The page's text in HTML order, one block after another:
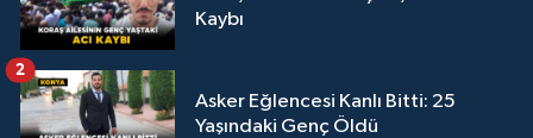
Kaybı
Asker Eğlencesi Kanlı Bitti: 25
Yaşındaki Genç Öldü
2